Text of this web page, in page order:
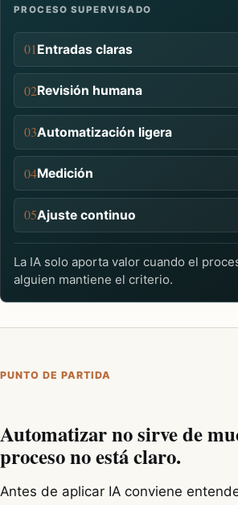
PROCESO SUPERVISADO
01 Entradas claras
02Revisión humana
03Automatización ligera
04Medición
05Ajuste continuo
La IA solo aporta valor cuando el
alguien mantiene el criterio.
PUNTO DE PARTIDA
Automatizar no sirve de
proceso no está claro.
Antes de aplicar IA conviene